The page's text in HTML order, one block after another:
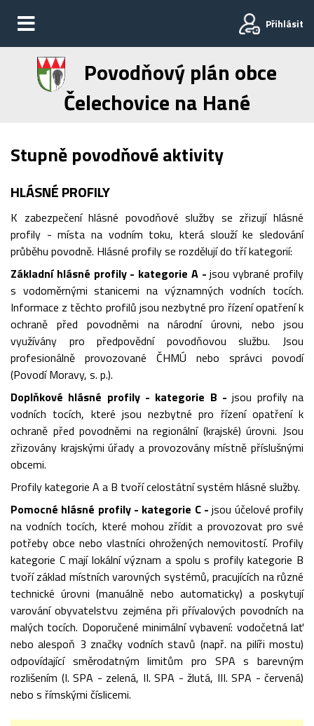
Přihlásit
Povodňový plán obce
Čelechovice na Hané
Stupně povodňové aktivity
HLÁSNÉ PROFILY
K zabezpečení hlásné povodňové služby se zřizují hlásné
profily - místa na vodním toku, která slouží ke sledování
průběhu povodně. Hlásné profily se rozdělují do tří kategorií:
Základní hlásné profily - kategorie A - jsou vybrané profily
s vodoměrnými stanicemi na významných vodních tocích.
Informace z těchto profilů jsou nezbytné pro řízení opatření k
ochraně před povodněmi na národní úrovni, nebo jsou
využívány pro předpovědní povodňovou službu. Jsou
profesionálně provozované ČHMÚ nebo správci povodí
(Povodí Moravy, s. p.).
Doplňkové hlásné profily - kategorie B - jsou profily na
vodních tocích, které jsou nezbytné pro řízení opatření k
ochraně před povodněmi na regionální (krajské) úrovni. Jsou
zřizovány krajskými úřady a provozovány místně příslušnými
obcemi.
Profily kategorie A a B tvoří celostátní systém hlásné služby.
Pomocné hlásné profily - kategorie C - jsou účelové profily
na vodních tocích, které mohou zřídit a provozovat pro své
potřeby obce nebo vlastníci ohrožených nemovitostí. Profily
kategorie C mají lokální význam a spolu s profily kategorie B
tvoří základ místních varovných systémů, pracujících na různé
technické úrovni (manuálně nebo automaticky) a poskytují
varování obyvatelstvu zejména při přívalových povodních na
malých tocích. Doporučené minimální vybavení: vodočetná lať
nebo alespoň 3 značky vodních stavů (např. na pilíři mostu)
odpovídající směrodatným limitům pro SPA s barevným
rozlišením (I. SPA - zelená, II. SPA - žlutá, III. SPA - červená)
nebo s římskými číslicemi.